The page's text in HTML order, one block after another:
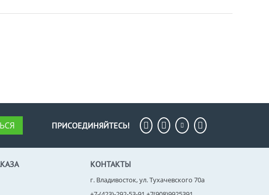
ПРИСОЕДИНЯЙТЕСЬ!
КОНТАКТЫ
г. Владивосток, ул. Тухачевского 70а